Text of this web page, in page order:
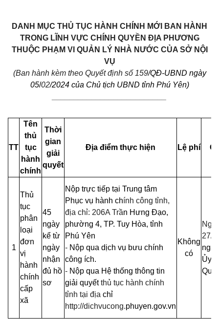
DANH MỤC THỦ TỤC HÀNH CHÍNH MỚI
BAN HÀNH
TRONG LĨNH VỰC CHÍNH QUYỀN ĐỊA PHƯƠNG
THUỘC PHẠM VI QUẢN LÝ NHÀ NƯỚC CỦA SỞ NỘI
VỤ
(Ban hành kèm theo Quyết định số 159/QĐ-UBND ngày
05/02/2024 của Chủ tịch UBND tỉnh Phú Yên)
TT
Tên
thủ
tục
hành
chính
Thời
gian
giải
quyết
Địa điểm thực hiện Lệ phí
1
Thủ
tục
phân
loại
đơn
vị
hành
chính
cấp
xã
45
ngày
kể từ
ngày
nhận
đủ hồ
sơ
Nộp trực tiếp tại Trung tâm
Phục vụ hành chính công tỉnh,
địa chỉ: 206A Trần Hưng Đạo,
phường 4, TP. Tuy Hòa, tỉnh
Phú Yên
- Nộp qua dịch vụ bưu chính
công ích.
- Nộp qua Hệ thống thông tin
giải quyếtthủ tục hành chính
tỉnh tại địa chỉ
http://dichvucong.phuyen.gov.vn
Không
có
27/
ngày
Ủy